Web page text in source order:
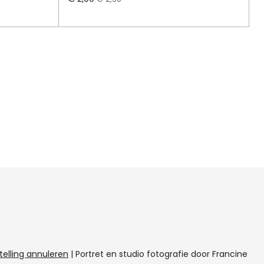
annuleren | Portret en studio fotografie door Francine